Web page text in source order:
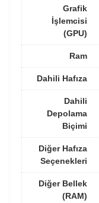
Grafik
İşlemcisi
(GPU)
Ram
Dahili Hafıza
Dahili
Depolama
Biçimi
Diğer Hafıza
Seçenekleri
Diğer Bellek
(RAM)